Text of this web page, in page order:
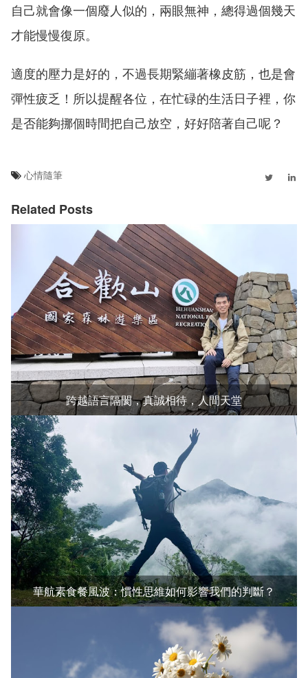
自己就會像一個廢人似的，兩眼無神，總得過個幾天
才能慢慢復原。
適度的壓力是好的，不過長期緊繃著橡皮筋，也是會
彈性疲乏！所以提醒各位，在忙碌的生活日子裡，你
是否能夠挪個時間把自己放空，好好陪著自己呢？
心情隨筆
Related Posts
跨越語言隔閡，真誠相待，人間天堂
華航素食餐風波：慣性思維如何影響我們的判斷？